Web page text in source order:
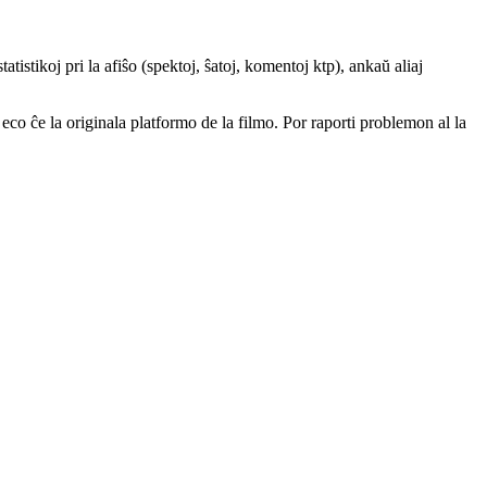
pri la afiŝo (spektoj, ŝatoj, komentoj ktp), ankaŭ aliaj
ĉe la originala platformo de la filmo. Por raporti problemon al la